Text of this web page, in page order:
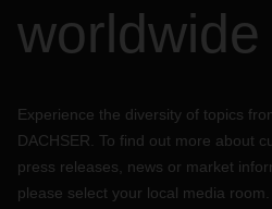
worldwide
Experience the diversity of topics
DACHSER. To find out more about
press releases, news or market
please select your local media